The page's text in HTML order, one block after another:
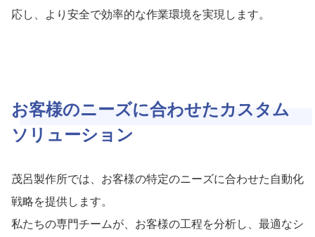
応し、より安全で効率的な作業環境を実現します。
お客様のニーズに合わせたカスタム
ソリューション
茂呂製作所では、お客様の特定のニーズに合わせた自動化
戦略を提供します。
私たちの専門チームが、お客様の工程を分析し、最適なシ